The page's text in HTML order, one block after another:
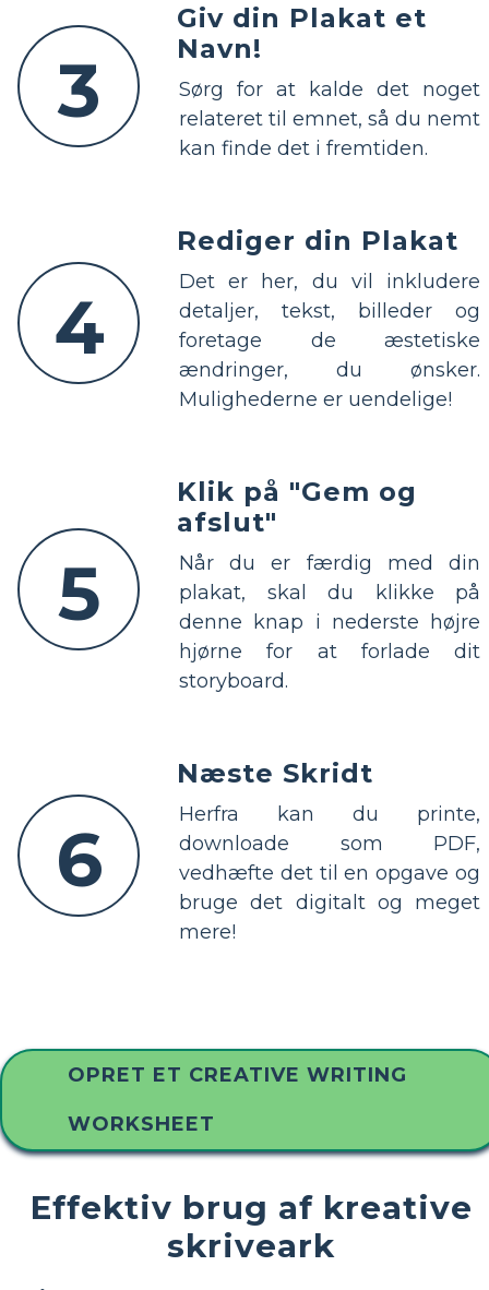
3
Giv din Plakat et
Navn!
Sørg for at kalde det noget
relateret til emnet, så du nemt
kan finde det i fremtiden.
4
Rediger din Plakat
Det er her, du vil inkludere
detaljer, tekst, billeder og
foretage de æstetiske
ændringer, du ønsker.
Mulighederne er uendelige!
5
Klik på "Gem og
afslut"
Når du er færdig med din
plakat, skal du klikke på
denne knap i nederste højre
hjørne for at forlade dit
storyboard.
6
Næste Skridt
Herfra kan du printe,
downloade som PDF,
vedhæfte det til en opgave og
bruge det digitalt og meget
mere!
OPRET ET CREATIVE WRITING
WORKSHEET
Effektiv brug af kreative
skriveark